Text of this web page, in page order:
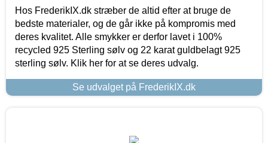
Hos FrederikIX.dk stræber de altid efter at bruge de
bedste materialer, og de går ikke på kompromis med
deres kvalitet. Alle smykker er derfor lavet i 100%
recycled 925 Sterling sølv og 22 karat guldbelagt 925
sterling sølv. Klik her for at se deres udvalg.
Se udvalget på FrederikIX.dk